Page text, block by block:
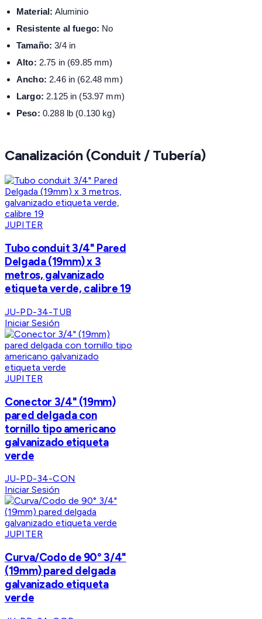
Material: Aluminio
Resistente al fuego: No
Tamaño: 3/4 in
Alto: 2.75 in (69.85 mm)
Ancho: 2.46 in (62.48 mm)
Largo: 2.125 in (53.97 mm)
Peso: 0.288 lb (0.130 kg)
Canalización (Conduit / Tubería)
JUPITER
Tubo conduit 3/4" Pared
Delgada (19mm) x 3
metros, galvanizado
etiqueta verde, calibre 19
JU-PD-34-TUB
Iniciar Sesión
JUPITER
Conector 3/4" (19mm)
pared delgada con
tornillo tipo americano
galvanizado etiqueta
verde
JU-PD-34-CON
Iniciar Sesión
JUPITER
Curva/Codo de 90° 3/4"
(19mm) pared delgada
galvanizado etiqueta
verde